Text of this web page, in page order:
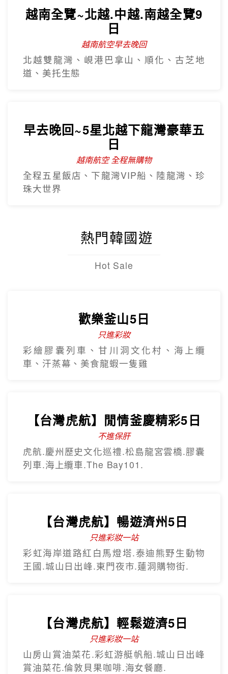
越南全覽~北越.中越.南越全覽9
日
越南航空早去晚回
北越雙龍灣、峴港巴拿山、順化、古芝地
道、美托生態
早去晚回~5星北越下龍灣豪華五
日
越南航空 全程無購物
全程五星飯店、下龍灣VIP船、陸龍灣、珍
珠大世界
熱門韓國遊
Hot Sale
歡樂釜山5日
只進彩妝
彩繪膠囊列車、甘川洞文化村、海上纜
車、汗蒸幕、美食龍蝦一隻雞
【台灣虎航】閒情釜慶精彩5日
不進保肝
虎航.慶州歷史文化巡禮.松島龍宮雲橋.膠囊
列車.海上纜車.The Bay101.
【台灣虎航】暢遊濟州5日
只進彩妝一站
彩虹海岸道路紅白馬燈塔.泰迪熊野生動物
王國.城山日出峰.東門夜市.蓮洞購物街.
【台灣虎航】輕鬆遊濟5日
只進彩妝一站
山房山賞油菜花.彩虹游艇帆船.城山日出峰
賞油菜花.倫敦貝果咖啡.海女餐廳.